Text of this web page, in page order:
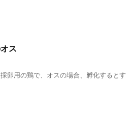
ス
卵用の鶏で、オスの場合、孵化すると